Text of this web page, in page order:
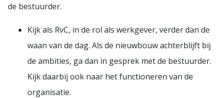
de bestuurder.
Kijk als RvC, in de rol als werkgever, verder dan de
waan van de dag. Als de nieuwbouw achterblijft bij
de ambities, ga dan in gesprek met de bestuurder.
Kijk daarbij ook naar het functioneren van de
organisatie.